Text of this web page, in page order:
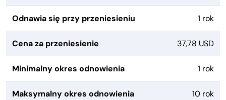
Odnawia się przy przeniesieniu 1 rok
Cena za przeniesienie 37,78 USD
Minimalny okres odnowienia 1 rok
Maksymalny okres odnowienia 10 rok